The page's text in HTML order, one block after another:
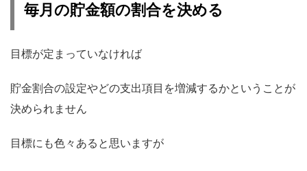
毎月の貯金額の割合を決める
目標が定まっていなければ
貯金割合の設定やどの支出項目を増減するかということが
決められません
目標にも色々あると思いますが